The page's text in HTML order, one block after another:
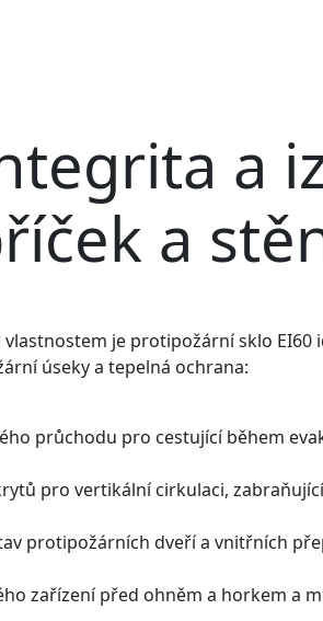
a
a
je protipožární sklo EI60
úseky a tepelná ochrana:
průchodu pro cestující během
pro vertikální cirkulaci,
protipožárních dveří a vnitřních
zařízení před ohněm a horkem a